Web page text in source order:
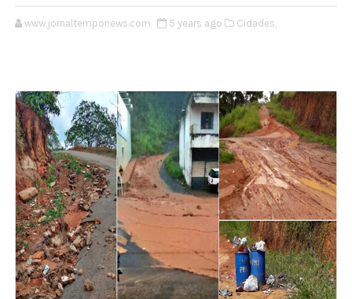
www.jornaltemponews.com 5 years ago Cidades,